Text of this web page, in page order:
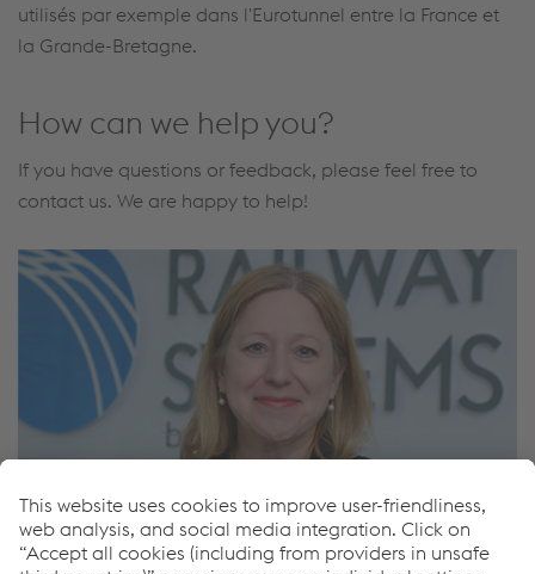
utilisés par exemple dans l'Eurotunnel entre la France et
la Grande-Bretagne.
How can we help you?
If you have questions or feedback, please feel free to
contact us. We are happy to help!
Nadja Jungwirth